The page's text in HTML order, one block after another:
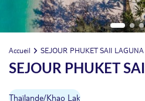
Accueil SEJOUR PHUKET SAII LAGUNA
SEJOUR PHUKET
Thaïlande/Khao Lak